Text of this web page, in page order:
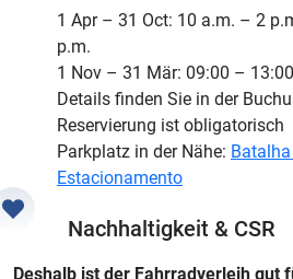
1 Apr – 31 Oct: 10 a.m. – 2
p.m.
1 Nov – 31 Mär: 09:00 –
Details finden Sie in der
Reservierung ist obligatorisch
Parkplatz in der Nähe:
Estacionamento
Nachhaltigkeit & CSR
Deshalb ist der Fahrradverleih gut